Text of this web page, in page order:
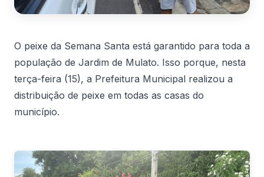
O peixe da Semana Santa está garantido para toda a
população de Jardim de Mulato. Isso porque, nesta
terça-feira (15), a Prefeitura Municipal realizou a
distribuição de peixe em todas as casas do
município.